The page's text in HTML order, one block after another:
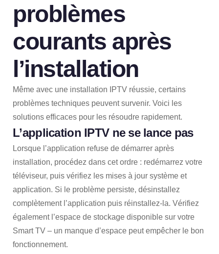
problèmes
courants après
l’installation
Même avec une installation IPTV réussie, certains
problèmes techniques peuvent survenir. Voici les
solutions efficaces pour les résoudre rapidement.
L’application IPTV ne se lance pas
Lorsque l’application refuse de démarrer après
installation, procédez dans cet ordre : redémarrez votre
téléviseur, puis vérifiez les mises à jour système et
application. Si le problème persiste, désinstallez
complètement l’application puis réinstallez-la. Vérifiez
également l’espace de stockage disponible sur votre
Smart TV – un manque d’espace peut empêcher le bon
fonctionnement.